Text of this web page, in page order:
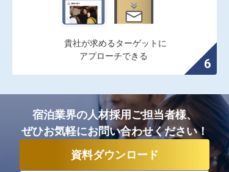
貴社が求めるターゲットに
アプローチできる
宿泊業界の人材採用ご担当者様、
ぜひお気軽にお問い合わせください！
資料ダウンロード